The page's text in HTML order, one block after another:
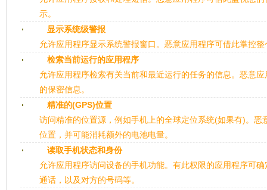
示。
显示系统级警报
允许应用程序显示系统警报窗口。恶意应用程序可借此掌控
检索当前运行的应用程序
允许应用程序检索有关当前和最近运行的任务的信息。恶意
的保密信息。
精准的(GPS)位置
访问精准的位置源，例如手机上的全球定位系统(如果有)。恶
位置，并可能消耗额外的电池电量。
读取手机状态和身份
允许应用程序访问设备的手机功能。有此权限的应用程序可
通话，以及对方的号码等。